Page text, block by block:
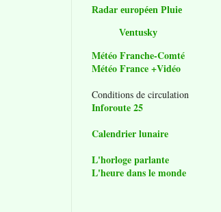
Radar européen Pluie
Ventusky
Météo Franche-Comté
Météo France +Vidéo
Conditions de circulation
Inforoute 25
Calendrier lunaire
L'horloge parlante
L'heure dans le monde